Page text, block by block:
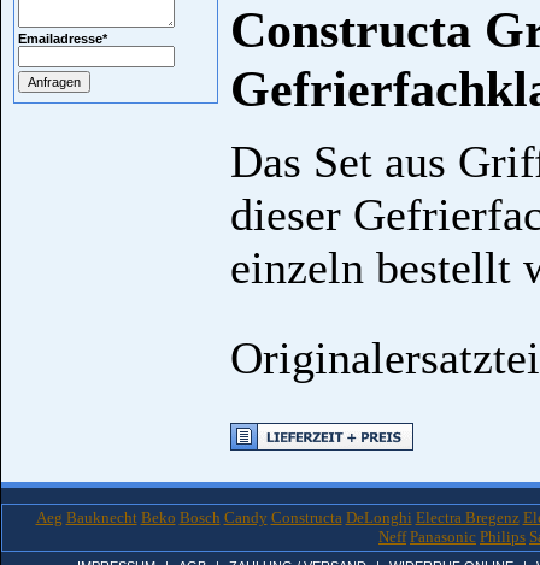
Emailadresse*
Constructa
Das Set aus
dieser
einzeln bestellt
Aeg Bauknecht Beko Bosch Candy Constructa DeLonghi Electra Bregenz
Neff Panasonic Philips